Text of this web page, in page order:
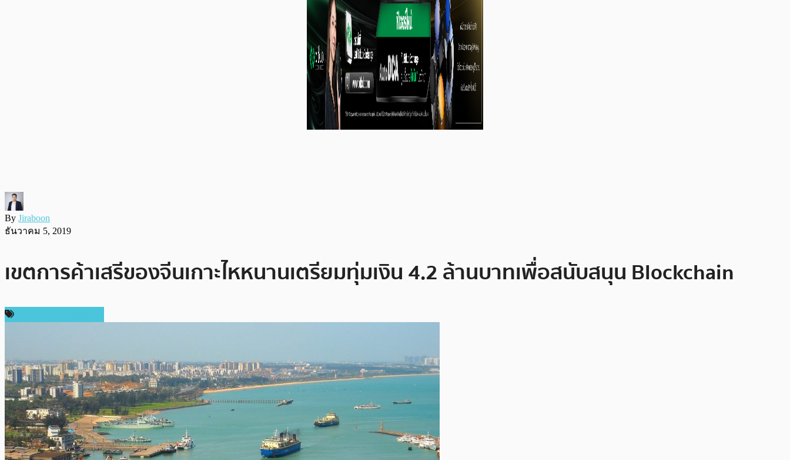
By Jiraboon
ธันวาคม 5, 2019
เขตการค้าเสรีของจีนเกาะไหหนานเตรียมทุ่มเงิน 4.2 ล้านบาทเพื่อสนับสนุน Blockchain